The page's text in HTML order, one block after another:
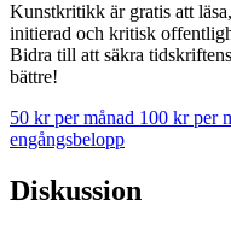
Kunstkritikk är gratis att
initierad och kritisk
Bidra till att säkra
bättre!
50 kr per månad 100 kr per
engångsbelopp
Diskussion